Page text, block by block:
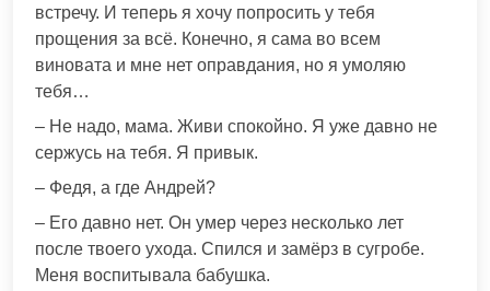
встречу. И теперь я хочу попросить у тебя
прощения за всё. Конечно, я сама во всем
виновата и мне нет оправдания, но я умоляю
тебя…
– Не надо, мама. Живи спокойно. Я уже давно не
сержусь на тебя. Я привык.
– Федя, а где Андрей?
– Его давно нет. Он умер через несколько лет
после твоего ухода. Спился и замёрз в сугробе.
Меня воспитывала бабушка.